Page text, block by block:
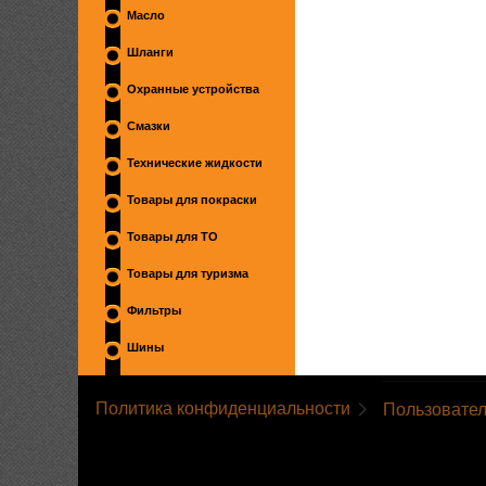
Масло
Шланги
Охранные устройства
Смазки
Технические жидкости
Товары для покраски
Товары для ТО
Товары для туризма
Фильтры
Шины
Политика конфиденциальности